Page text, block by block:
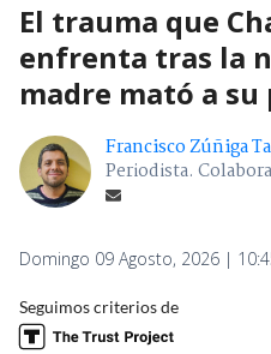
El trauma que
enfrenta tras la
madre mató a su
Francisco Zúñiga
Periodista.
Domingo 09 Agosto, 2026 |
Seguimos criterios de